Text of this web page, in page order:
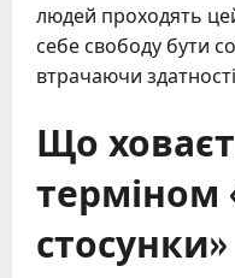
людей проходять
себе свободу бути
втрачаючи
Що
терміном
стосунки»